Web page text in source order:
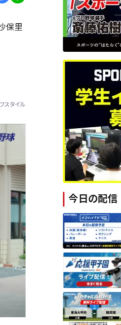
保里
スタイル
今日の配信